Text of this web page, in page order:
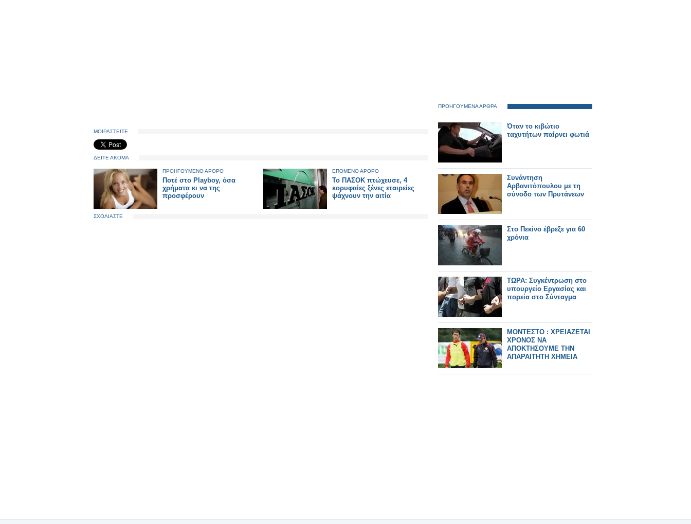
ΜΟΙΡΑΣΤΕΙΤΕ
ΔΕΙΤΕ ΑΚΟΜΑ
ΠΡΟΗΓΟΥΜΕΝΟ ΑΡΘΡΟ
Ποτέ στο Playboy, όσα
χρήματα κι να της
προσφέρουν
ΕΠΟΜΕΝΟ ΑΡΘΡΟ
Το ΠΑΣΟΚ πτώχευσε, 4
κορυφαίες ξένες εταιρείες
ψάχνουν την αιτία
ΣΧΟΛΙΑΣΤΕ
ΠΡΟΗΓΟΥΜΕΝΑ ΑΡΘΡΑ
Όταν το κιβώτιο
ταχυτήτων παίρνει φωτιά
Συνάντηση
Αρβανιτόπουλου με τη
σύνοδο των Πρυτάνεων
Στο Πεκίνο έβρεξε για 60
χρόνια
ΤΩΡΑ: Συγκέντρωση στο
υπουργείο Εργασίας και
πορεία στο Σύνταγμα
ΜΟΝΤΕΣΤΟ : ΧΡΕΙΑΖΕΤΑΙ
ΧΡΟΝΟΣ ΝΑ
ΑΠΟΚΤΗΣΟΥΜΕ ΤΗΝ
ΑΠΑΡΑΙΤΗΤΗ ΧΗΜΕΙΑ